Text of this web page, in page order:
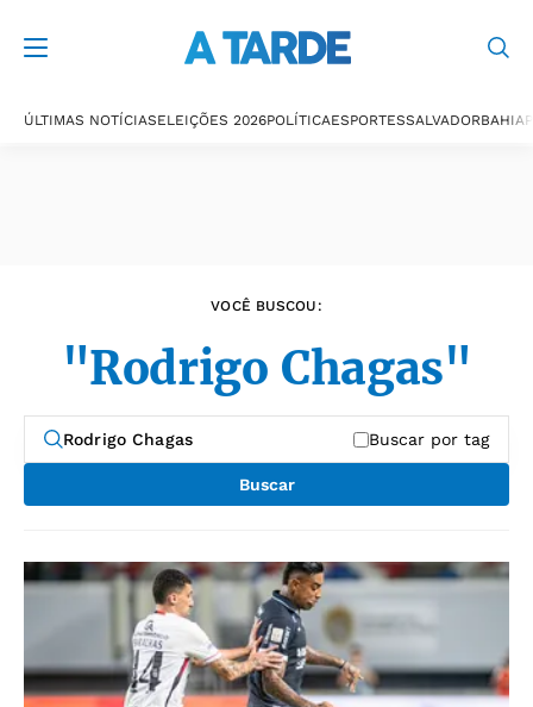
ÚLTIMAS NOTÍCIASELEIÇÕES 2026POLÍTICAESPORTESSALVADORBAHIA
VOCÊ BUSCOU:
"Rodrigo Chagas"
Buscar por tag
Buscar